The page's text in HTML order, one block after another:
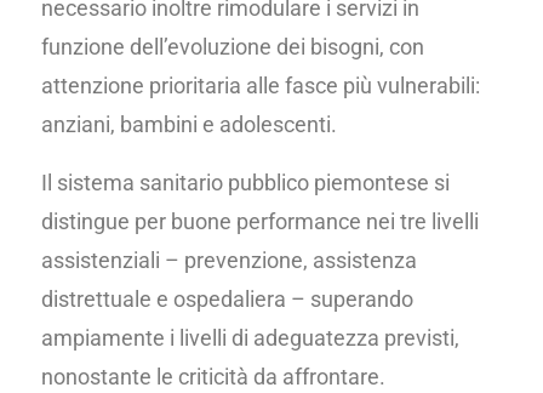
necessario inoltre rimodulare i servizi in
funzione dell’evoluzione dei bisogni, con
attenzione prioritaria alle fasce più vulnerabili:
anziani, bambini e adolescenti.
Il sistema sanitario pubblico piemontese si
distingue per buone performance nei tre livelli
assistenziali – prevenzione, assistenza
distrettuale e ospedaliera – superando
ampiamente i livelli di adeguatezza previsti,
nonostante le criticità da affrontare.